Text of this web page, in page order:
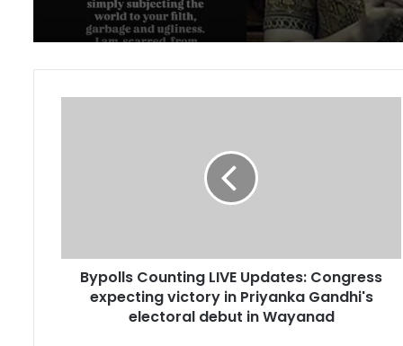
Priyanka
Gandhi's
electoral
Bypolls Counting LIVE Updates: Congress
expecting victory in Priyanka Gandhi's
electoral debut in Wayanad